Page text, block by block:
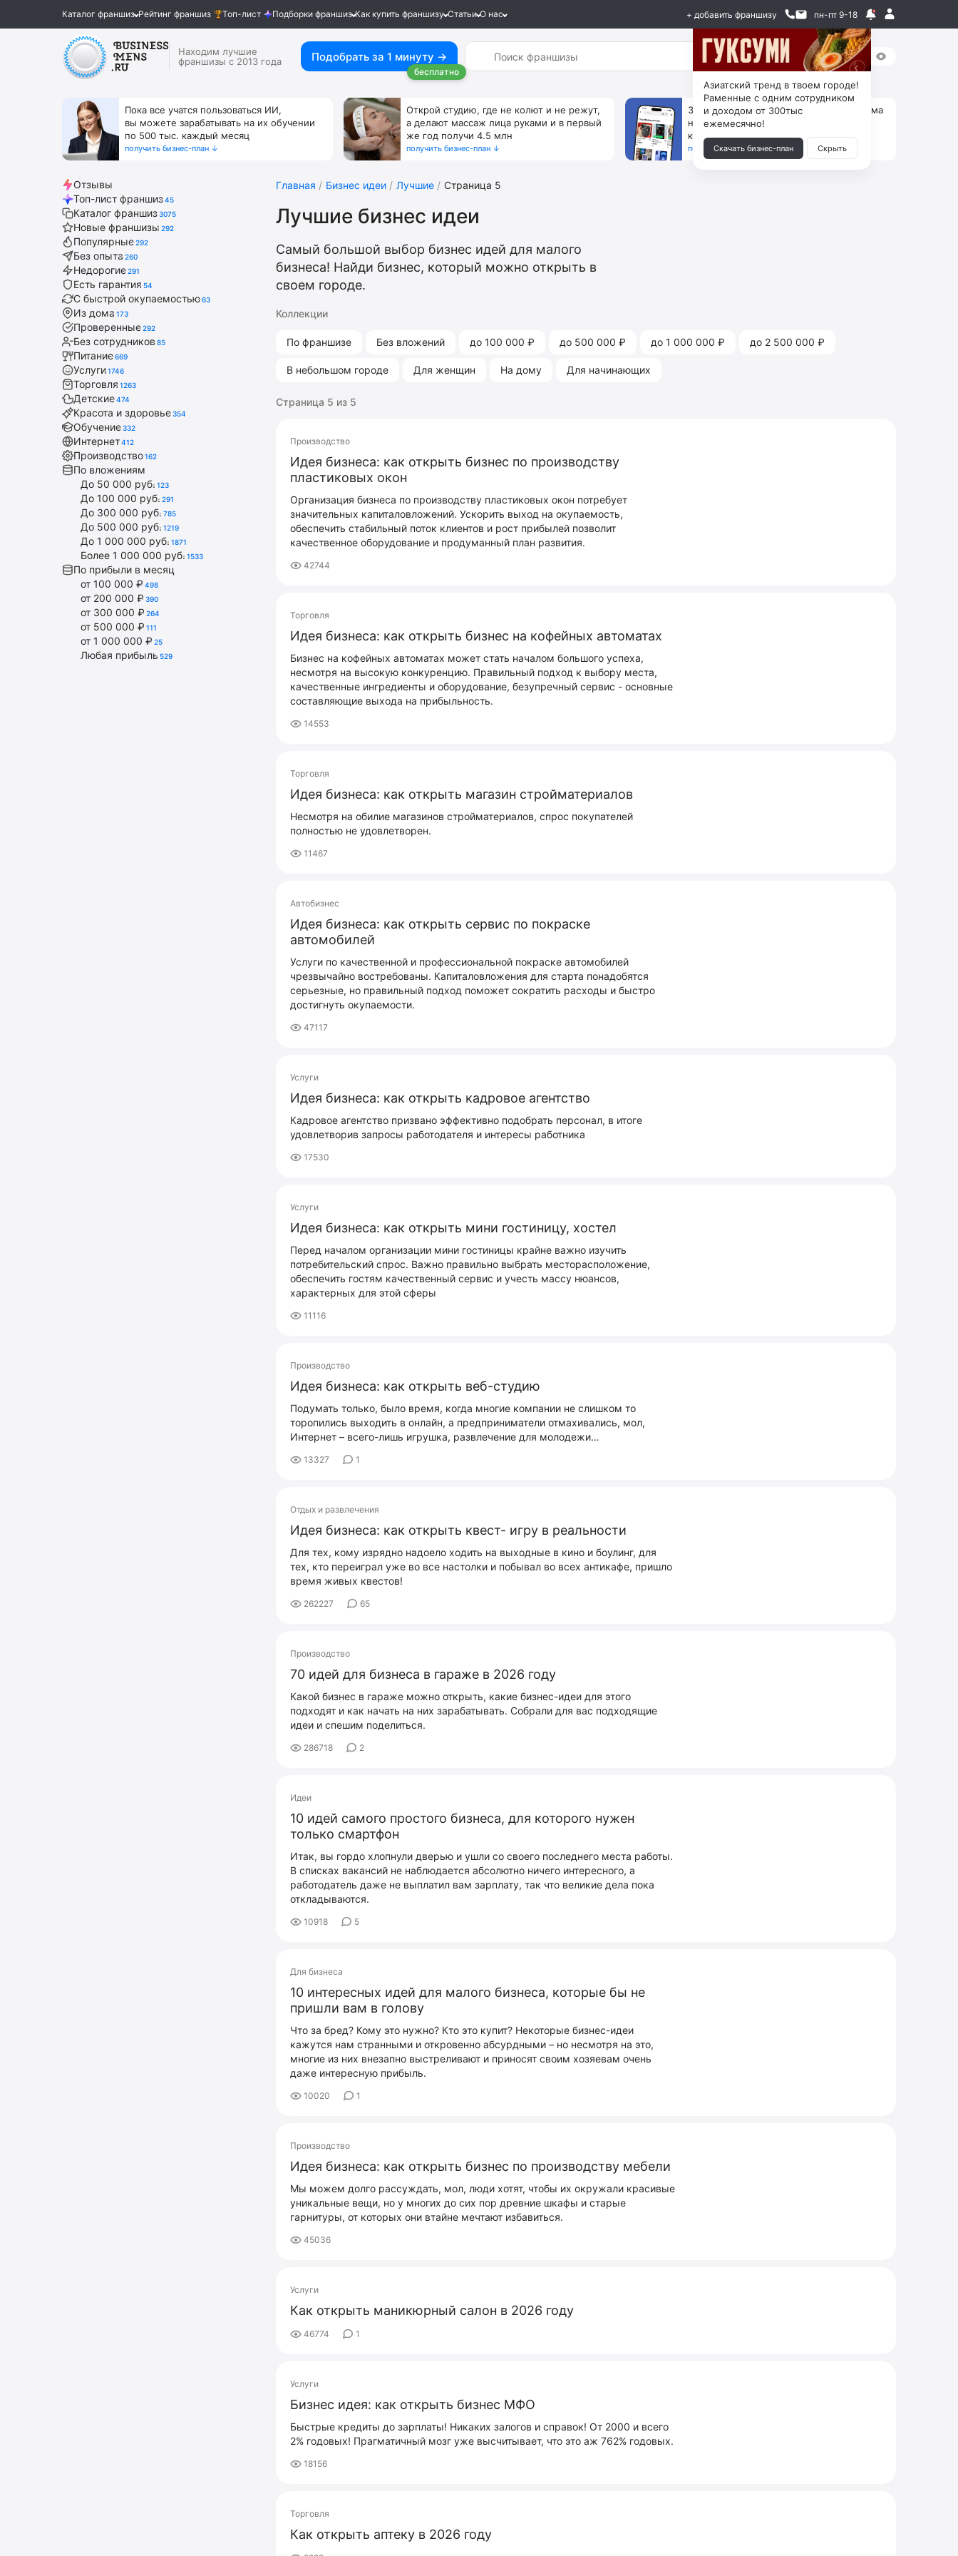
Каталог франшиз Рейтинг франшиз Топ-лист Подборки франшиз Как купить франшизу Статьи О нас + добавить франшизу пн-пт 9-18
Находим лучшие
франшизы с 2013 года
Подобрать за 1 минуту →
бесплатно
Пока все учатся пользоваться ИИ,
вы можете зарабатывать на их обучении
по 500 тыс. каждый месяц
получить бизнес-план ↓
Открой студию, где не колют и не режут,
а делают массаж лица руками и в первый
же год получи 4.5 млн
получить бизнес-план ↓
За 90 тыс. открой магазин на Авито, дома
ни коробок, ни товара, ни склада, зато
каждый месяц +125 тыс. чистыми
получить бизнес-план ↓
Отзывы
Топ-лист франшиз45
Каталог франшиз3075
Новые франшизы 292
Популярные292
Без опыта 260
Недорогие291
Есть гарантия 54
С быстрой окупаемостью63
Из дома 173
Проверенные292
Без сотрудников 85
Питание669
Услуги1746
Торговля 1263
Детские474
Красота и здоровье354
Обучение332
Интернет412
Производство162
По вложениям
До 50 000 руб. 123
До 100 000 руб. 291
До 300 000 руб. 785
До 500 000 руб. 1219
До 1 000 000 руб. 1871
Более 1 000 000 руб. 1533
По прибыли в месяц
от 100 000 ₽ 498
от 200 000 ₽ 390
от 300 000 ₽ 264
от 500 000 ₽ 111
от 1 000 000 ₽ 25
Любая прибыль 529
Главная Бизнес идеи Лучшие Страница 5
Лучшие бизнес идеи
Самый большой выбор бизнес идей для малого
бизнеса! Найди бизнес, который можно открыть в
своем городе.
Коллекции
По франшизе Без вложений до 100 000 ₽ до 500 000 ₽ до 1 000 000 ₽ до 2 500 000 ₽
В небольшом городе Для женщин На дому Для начинающих
Страница 5 из 5
Производство
Идея бизнеса: как открыть бизнес по производству
пластиковых окон
Организация бизнеса по производству пластиковых окон потребует
значительных капиталовложений. Ускорить выход на окупаемость,
обеспечить стабильный поток клиентов и рост прибылей позволит
качественное оборудование и продуманный план развития.
42744
Торговля
Идея бизнеса: как открыть бизнес на кофейных автоматах
Бизнес на кофейных автоматах может стать началом большого успеха,
несмотря на высокую конкуренцию. Правильный подход к выбору места,
качественные ингредиенты и оборудование, безупречный сервис - основные
составляющие выхода на прибыльность.
14553
Торговля
Идея бизнеcа: как открыть магазин стройматериалов
Несмотря на обилие магазинов стройматериалов, спрос покупателей
полностью не удовлетворен.
11467
Автобизнес
Идея бизнеcа: как открыть сервис по покраске
автомобилей
Услуги по качественной и профессиональной покраске автомобилей
чрезвычайно востребованы. Капиталовложения для старта понадобятся
серьезные, но правильный подход поможет сократить расходы и быстро
достигнуть окупаемости.
47117
Услуги
Идея бизнеса: как открыть кадровое агентство
Кадровое агентство призвано эффективно подобрать персонал, в итоге
удовлетворив запросы работодателя и интересы работника
17530
Услуги
Идея бизнеса: как открыть мини гостиницу, хостел
Перед началом организации мини гостиницы крайне важно изучить
потребительский спрос. Важно правильно выбрать месторасположение,
обеспечить гостям качественный сервис и учесть массу нюансов,
характерных для этой сферы
11116
Производство
Идея бизнеса: как открыть веб-студию
Подумать только, было время, когда многие компании не слишком то
торопились выходить в онлайн, а предприниматели отмахивались, мол,
Интернет – всего-лишь игрушка, развлечение для молодежи…
13327 1
Отдых и развлечения
Идея бизнеса: как открыть квест- игру в реальности
Для тех, кому изрядно надоело ходить на выходные в кино и боулинг, для
тех, кто переиграл уже во все настолки и побывал во всех антикафе, пришло
время живых квестов!
262227 65
Производство
70 идей для бизнеса в гараже в 2026 году
Какой бизнес в гараже можно открыть, какие бизнес-идеи для этого
подходят и как начать на них зарабатывать. Собрали для вас подходящие
идеи и спешим поделиться.
286718 2
Идеи
10 идей самого простого бизнеса, для которого нужен
только смартфон
Итак, вы гордо хлопнули дверью и ушли со своего последнего места работы.
В списках вакансий не наблюдается абсолютно ничего интересного, а
работодатель даже не выплатил вам зарплату, так что великие дела пока
откладываются.
10918 5
Для бизнеса
10 интересных идей для малого бизнеса, которые бы не
пришли вам в голову
Что за бред? Кому это нужно? Кто это купит? Некоторые бизнес-идеи
кажутся нам странными и откровенно абсурдными – но несмотря на это,
многие из них внезапно выстреливают и приносят своим хозяевам очень
даже интересную прибыль.
10020 1
Производство
Идея бизнеса: как открыть бизнес по производству мебели
Мы можем долго рассуждать, мол, люди хотят, чтобы их окружали красивые
уникальные вещи, но у многих до сих пор древние шкафы и старые
гарнитуры, от которых они втайне мечтают избавиться.
45036
Услуги
Как открыть маникюрный салон в 2026 году
46774 1
Услуги
Бизнес идея: как открыть бизнес МФО
Быстрые кредиты до зарплаты! Никаких залогов и справок! От 2000 и всего
2% годовых! Прагматичный мозг уже высчитывает, что это аж 762% годовых.
18156
Торговля
Как открыть аптеку в 2026 году
Азиатский тренд в твоем городе!
Раменные с одним сотрудником
и доходом от 300тыс
ежемесячно!
Скачать бизнес-план Скрыть